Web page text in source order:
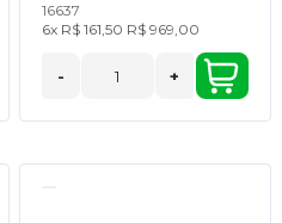
16637
6x R$ 161,50 R$ 969,00
- +